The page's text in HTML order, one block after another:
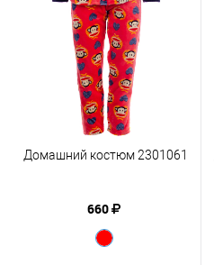
Домашний костюм 2301061
660